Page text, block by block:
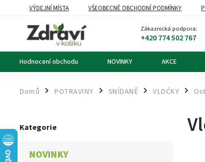
VÝDEJNÍ MÍSTA VŠEOBECNÉ OBCHODNÍ PODMÍNKY
OZNÁMENÍ O ODSTOUPENÍ OD KUPNÍ SMLOUVY
Zákaznická podpora:
+420 774 502 767
Hodnocení obchodu NOVINKY AKCE
Domů / POTRAVINY / SNÍDANĚ / VLOČKY /
Kategorie
NOVINKY